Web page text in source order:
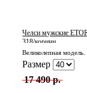
Челси мужские
318/коричн.
Размер
17 490 р.